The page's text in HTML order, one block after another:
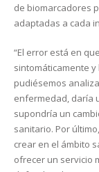
de biomarcadores
adaptadas a cada
“El error está en
sintomáticamente
pudiésemos
enfermedad, daría
supondría un
sanitario. Por
crear en el ámbito
ofrecer un servicio